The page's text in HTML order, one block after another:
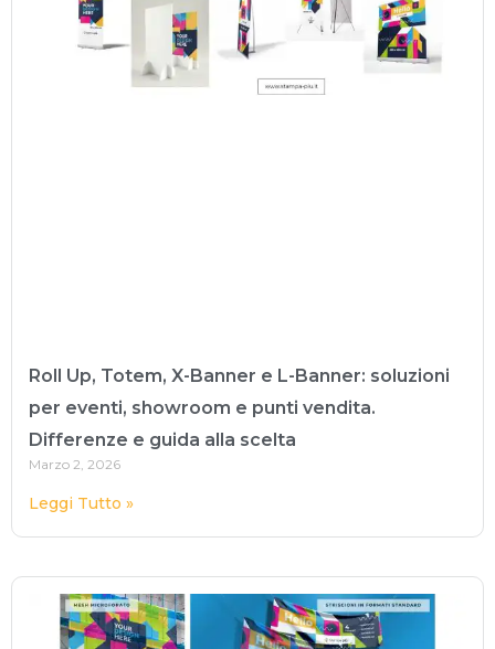
Roll Up, Totem, X-Banner e L-Banner: soluzioni
per eventi, showroom e punti vendita.
Differenze e guida alla scelta
Marzo 2, 2026
Leggi Tutto »